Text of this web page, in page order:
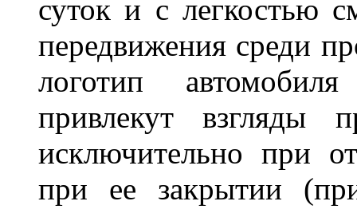
суток и с легкостью
передвижения среди
логотип
привлекут взгляды
исключительно при
при ее закрытии